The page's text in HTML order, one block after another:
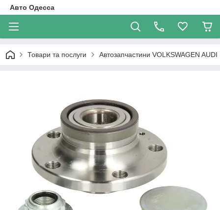
Авто Одесса
Товари та послуги Автозапчастини VOLKSWAGEN AUDI